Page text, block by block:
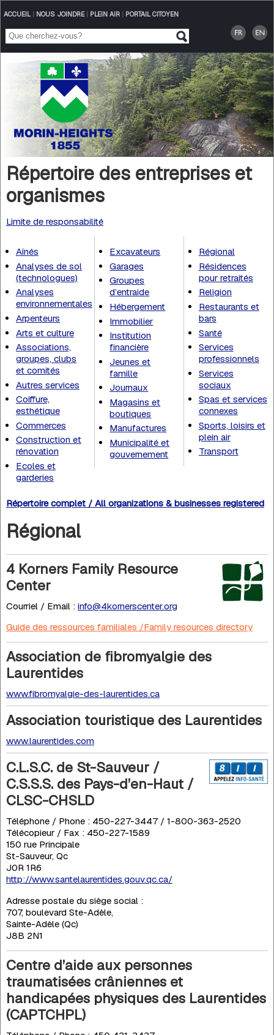
ACCUEIL| NOUS JOINDRE| PLEIN AIR| PORTAIL CITOYEN
Répertoire des entreprises et
organismes
Limite de responsabilité
Aînés
Analyses de sol
(technologues)
Analyses
environnementales
Arpenteurs
Arts et culture
Associations,
groupes, clubs
et comités
Autres services
Coiffure,
esthétique
Commerces
Construction et
rénovation
Ecoles et
garderies
Excavateurs
Garages
Groupes
d’entraide
Hébergement
Immobilier
Institution
financière
Jeunes et
famille
Journaux
Magasins et
boutiques
Manufactures
Municipalité et
gouvernement
Régional
Résidences
pour retraités
Religion
Restaurants et
bars
Santé
Services
professionnels
Services
sociaux
Spas et services
connexes
Sports, loisirs et
plein air
Transport
Répertoire complet / All organizations & businesses registered
Régional
4 Korners Family Resource
Center
Courriel / Email : info@4kornerscenter.org
Guide des ressources familiales /Family resources directory
Association de fibromyalgie des
Laurentides
www.fibromyalgie-des-laurentides.ca
Association touristique des Laurentides
www.laurentides.com
C.L.S.C. de St-Sauveur /
C.S.S.S. des Pays-d’en-Haut /
CLSC-CHSLD
Téléphone / Phone : 450-227-3447 / 1-800-363-2520
Télécopieur / Fax : 450-227-1589
150 rue Principale
St-Sauveur, Qc
J0R 1R6
http://www.santelaurentides.gouv.qc.ca/
Adresse postale du siège social :
707, boulevard Ste-Adèle,
Sainte-Adèle (Qc)
J8B 2N1
Centre d’aide aux personnes
traumatisées crâniennes et
handicapées physiques des Laurentides
(CAPTCHPL)